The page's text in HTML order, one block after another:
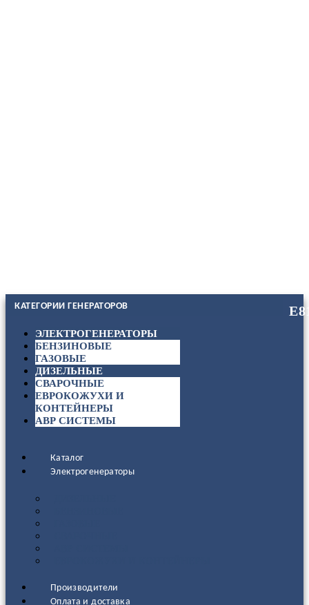
КАТЕГОРИИ ГЕНЕРАТОРОВ
ЭЛЕКТРОГЕНЕРАТОРЫ
БЕНЗИНОВЫЕ
ГАЗОВЫЕ
ДИЗЕЛЬНЫЕ
СВАРОЧНЫЕ
ЕВРОКОЖУХИ И
КОНТЕЙНЕРЫ
АВР СИСТЕМЫ
Каталог
Электрогенераторы
Производители
Оплата и доставка